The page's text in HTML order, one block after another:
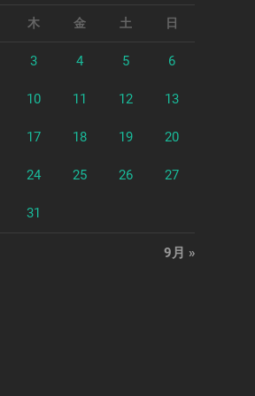
木 金 土 日
3 4 5 6
10 11 12 13
17 18 19 20
24 25 26 27
31
9月 »